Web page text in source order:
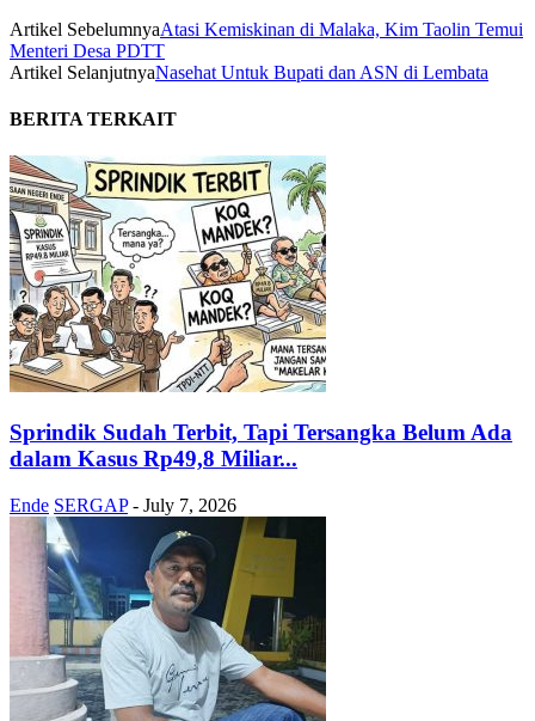
Artikel SebelumnyaAtasi Kemiskinan di Malaka, Kim Taolin Temui
Menteri Desa PDTT
Artikel SelanjutnyaNasehat Untuk Bupati dan ASN di Lembata
BERITA TERKAIT
Sprindik Sudah Terbit, Tapi Tersangka Belum Ada
dalam Kasus Rp49,8 Miliar...
Ende SERGAP - July 7, 2026